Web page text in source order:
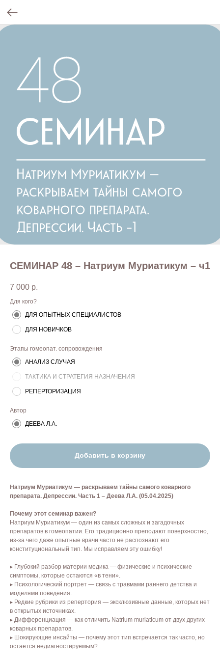
СЕМИНАР 48 – Натриум Муриатикум – ч1
7 000 р.
Для кого?
ДЛЯ ОПЫТНЫХ СПЕЦИАЛИСТОВ
ДЛЯ НОВИЧКОВ
Этапы гомеопат. сопровождения
АНАЛИЗ СЛУЧАЯ
ТАКТИКА И СТРАТЕГИЯ НАЗНАЧЕНИЯ
РЕПЕРТОРИЗАЦИЯ
Автор
ДЕЕВА Л.А.
Добавить в корзину
Натриум Муриатикум — раскрываем тайны самого коварного
препарата. Депрессии. Часть 1 – Деева Л.А. (05.04.2025)
Почему этот семинар важен?
Натриум Муриатикум — один из самых сложных и загадочных
препаратов в гомеопатии. Его традиционно преподают поверхностно,
из-за чего даже опытные врачи часто не распознают его
конституциональный тип. Мы исправляем эту ошибку!
▸ Глубокий разбор материи медика — физические и психические
симптомы, которые остаются «в тени».
▸ Психологический портрет — связь с травмами раннего детства и
моделями поведения.
▸ Редкие рубрики из репертория — эксклюзивные данные, которых нет
в открытых источниках.
▸ Дифференциация — как отличить Natrium muriaticum от двух других
коварных препаратов.
▸ Шокирующие инсайты — почему этот тип встречается так часто, но
остается недиагностируемым?